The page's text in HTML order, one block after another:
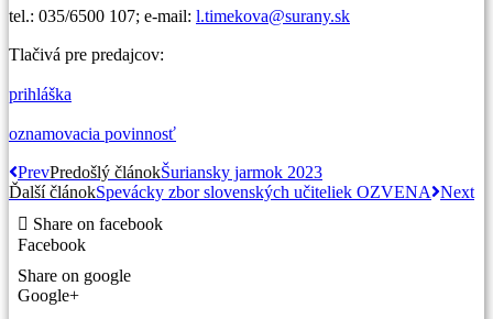
tel.: 035/6500 107; e-mail: l.timekova@surany.sk
Tlačivá pre predajcov:
prihláška
oznamovacia povinnosť
PrevPredošlý článokŠuriansky jarmok 2023
Ďalší článokSpevácky zbor slovenských učiteliek OZVENA Next
Share on facebook
Facebook
Share on google
Google+